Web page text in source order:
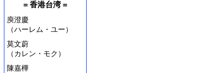
= 香港台湾 =
庾澄慶
（ハーレム・ユー）
莫文蔚
（カレン・モク）
陳嘉樺